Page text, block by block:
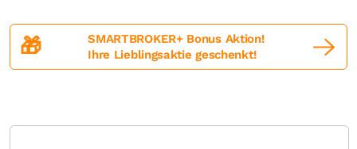
🎁
SMARTBROKER+ Bonus Aktion!
Ihre Lieblingsaktie geschenkt!